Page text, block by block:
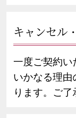
キャンセル
一度ご契約い
いかなる理由
ります。ご了